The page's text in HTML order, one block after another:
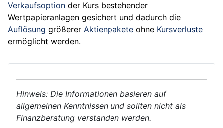
Verkaufsoption der Kurs bestehender
Wertpapieranlagen gesichert und dadurch die
Auflösung größerer Aktienpakete ohne Kursverluste
ermöglicht werden.
Hinweis: Die Informationen basieren auf
allgemeinen Kenntnissen und sollten nicht als
Finanzberatung verstanden werden.